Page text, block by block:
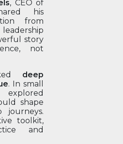
, CEO of
his
from
story
not
deep
. In small
explored
shape
journeys.
toolkit,
and